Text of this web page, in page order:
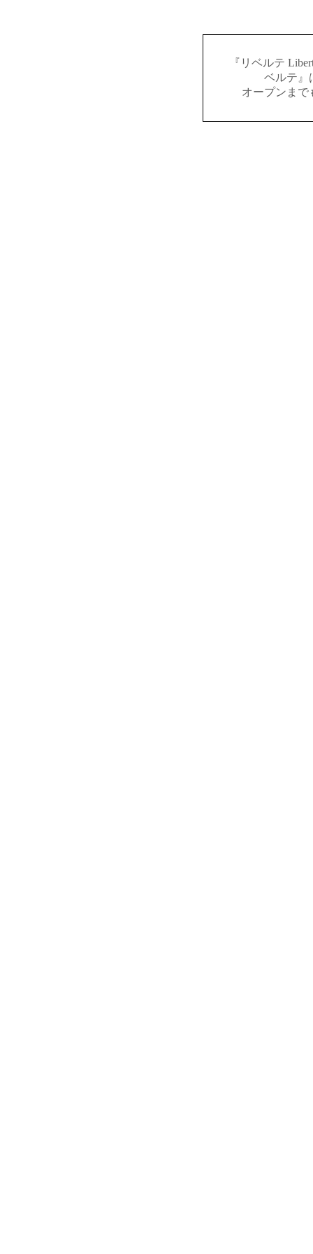
『リベルテ
ベルテ』
オープンまで